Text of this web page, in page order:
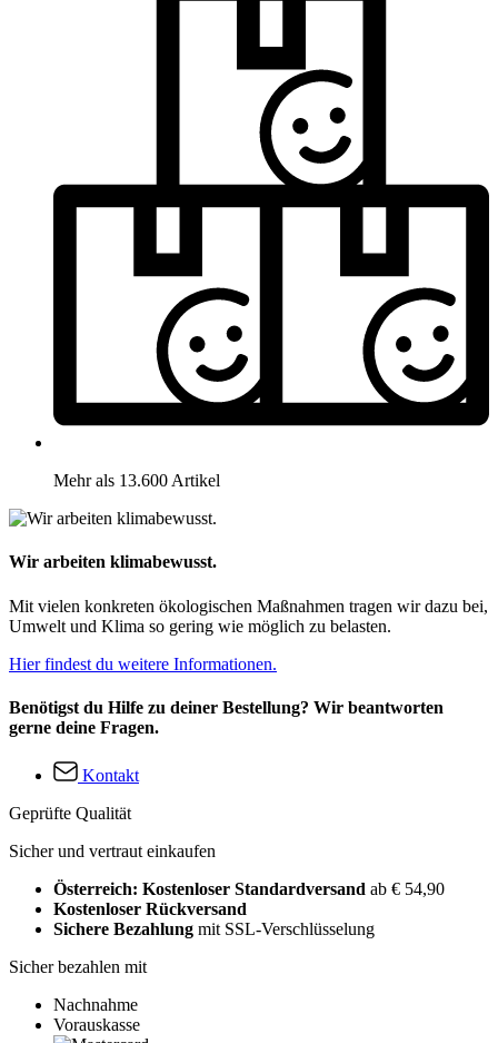
Mehr als 13.600 Artikel
Wir arbeiten klimabewusst.
Mit vielen konkreten ökologischen Maßnahmen tragen wir dazu bei,
Umwelt und Klima so gering wie möglich zu belasten.
Hier findest du weitere Informationen.
Benötigst du Hilfe zu deiner Bestellung? Wir beantworten
gerne deine Fragen.
Kontakt
Geprüfte Qualität
Sicher und vertraut einkaufen
Österreich: Kostenloser Standardversand ab € 54,90
Kostenloser Rückversand
Sichere Bezahlung mit SSL-Verschlüsselung
Sicher bezahlen mit
Nachnahme
Vorauskasse